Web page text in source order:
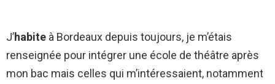
J’habite à Bordeaux depuis toujours, je m’étais
renseignée pour intégrer une école de théâtre après
mon bac mais celles qui m’intéressaient, notamment